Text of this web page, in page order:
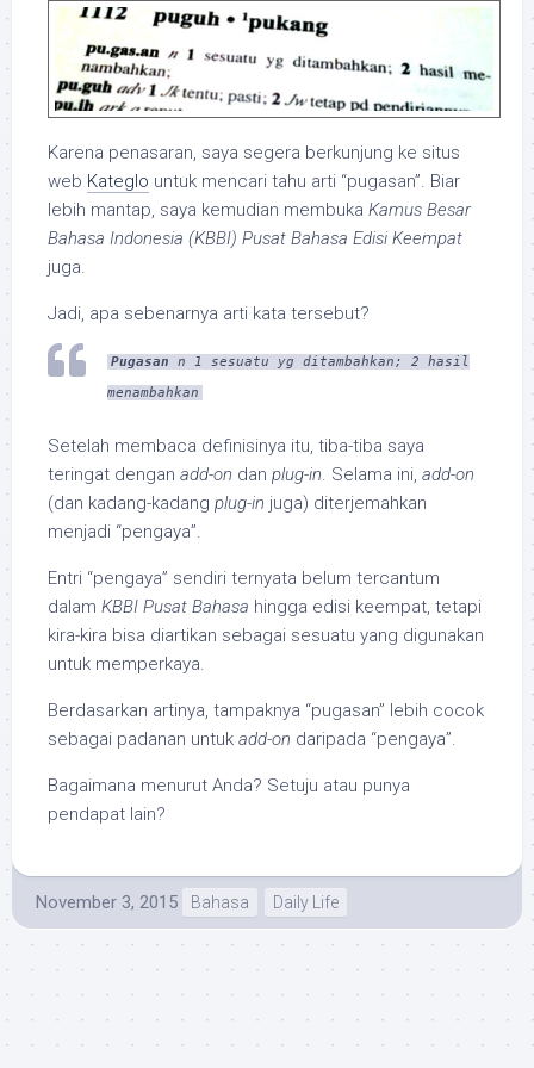
Karena penasaran, saya segera berkunjung ke situs
web Kateglo untuk mencari tahu arti “pugasan”. Biar
lebih mantap, saya kemudian membuka Kamus Besar
Bahasa Indonesia (KBBI) Pusat Bahasa Edisi Keempat
juga.
Jadi, apa sebenarnya arti kata tersebut?
Pugasan n 1 sesuatu yg ditambahkan; 2 hasil
menambahkan
Setelah membaca definisinya itu, tiba-tiba saya
teringat dengan add-on dan plug-in. Selama ini, add-on
(dan kadang-kadang plug-in juga) diterjemahkan
menjadi “pengaya”.
Entri “pengaya” sendiri ternyata belum tercantum
dalam KBBI Pusat Bahasa hingga edisi keempat, tetapi
kira-kira bisa diartikan sebagai sesuatu yang digunakan
untuk memperkaya.
Berdasarkan artinya, tampaknya “pugasan” lebih cocok
sebagai padanan untuk add-on daripada “pengaya”.
Bagaimana menurut Anda? Setuju atau punya
pendapat lain?
November 3, 2015 Bahasa Daily Life